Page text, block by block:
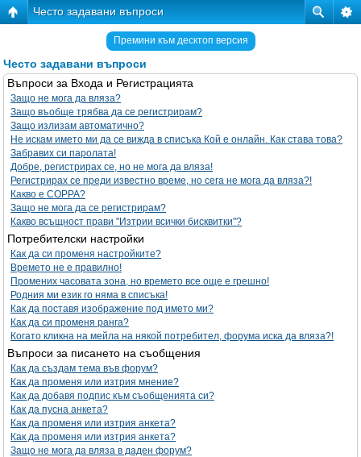
Често задавани въпроси
Премини към десктоп версия
Често задавани въпроси
Въпроси за Входа и Регистрацията
Защо не мога да вляза?
Защо въобще трябва да се регистрирам?
Защо излизам автоматично?
Не искам името ми да се вижда в списъка Кой е онлайн. Как става това?
Забравих си паролата!
Добре, регистрирах се, но не мога да вляза!
Регистрирах се преди известно време, но сега не мога да вляза?!
Какво е COPPA?
Защо не мога да се регистрирам?
Какво всъщност прави "Изтрии всички бисквитки"?
Потребителски настройки
Как да си променя настройките?
Времето не е правилно!
Промених часовата зона, но времето все още е грешно!
Родния ми език го няма в списъка!
Как да поставя изображение под името ми?
Как да си променя ранга?
Когато кликна на мейла на някой потребител, форума иска да вляза?!
Въпроси за писането на съобщения
Как да създам тема във форум?
Как да променя или изтрия мнение?
Как да добавя подпис към съобщенията си?
Как да пусна анкета?
Как да променя или изтрия анкета?
Как да променя или изтрия анкета?
Защо не мога да вляза в даден форум?